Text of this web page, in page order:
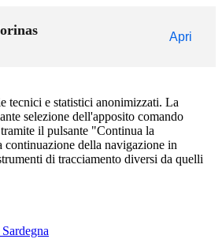
Apri
tecnici e statistici anonimizzati. La
selezione dell'apposito comando
il pulsante "Continua la
della navigazione in
di tracciamento diversi da quelli